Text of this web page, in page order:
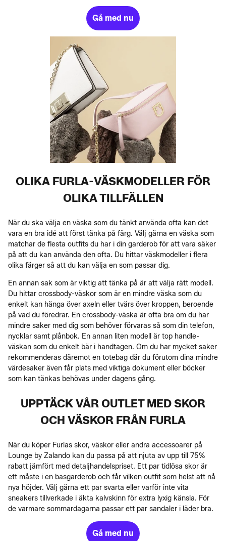
Gå med nu
OLIKA FURLA-VÄSKMODELLER FÖR
OLIKA TILLFÄLLEN
När du ska välja en väska som du tänkt använda ofta kan det
vara en bra idé att först tänka på färg. Välj gärna en väska som
matchar de flesta outfits du har i din garderob för att vara säker
på att du kan använda den ofta. Du hittar väskmodeller i flera
olika färger så att du kan välja en som passar dig.
En annan sak som är viktig att tänka på är att välja rätt modell.
Du hittar crossbody-väskor som är en mindre väska som du
enkelt kan hänga över axeln eller tvärs över kroppen, beroende
på vad du föredrar. En crossbody-väska är ofta bra om du har
mindre saker med dig som behöver förvaras så som din telefon,
nycklar samt plånbok. En annan liten modell är top handle-
väskan som du enkelt bär i handtagen. Om du har mycket saker
rekommenderas däremot en totebag där du förutom dina mindre
värdesaker även får plats med viktiga dokument eller böcker
som kan tänkas behövas under dagens gång.
UPPTÄCK VÅR OUTLET MED SKOR
OCH VÄSKOR FRÅN FURLA
När du köper Furlas skor, väskor eller andra accessoarer på
Lounge by Zalando kan du passa på att njuta av upp till 75%
rabatt jämfört med detaljhandelspriset. Ett par tidlösa skor är
ett måste i en basgarderob och får vilken outfit som helst att nå
nya höjder. Välj gärna ett par svarta eller varför inte vita
sneakers tillverkade i äkta kalvskinn för extra lyxig känsla. För
de varmare sommardagarna passar ett par sandaler i läder bra.
Gå med nu